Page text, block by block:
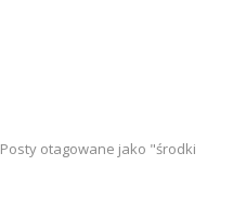
Posty otagowane jako "środki